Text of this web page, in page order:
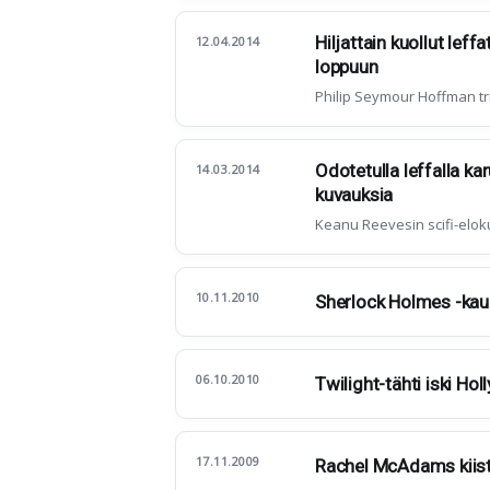
12.04.2014
Hiljattain kuollut
loppuun
Philip Seymour Hoffman
14.03.2014
Odotetulla leffalla
kuvauksia
Keanu Reevesin scifi-
10.11.2010 Sherlock Holmes -
06.10.2010 Twilight-tähti iski
17.11.2009 Rachel McAdams